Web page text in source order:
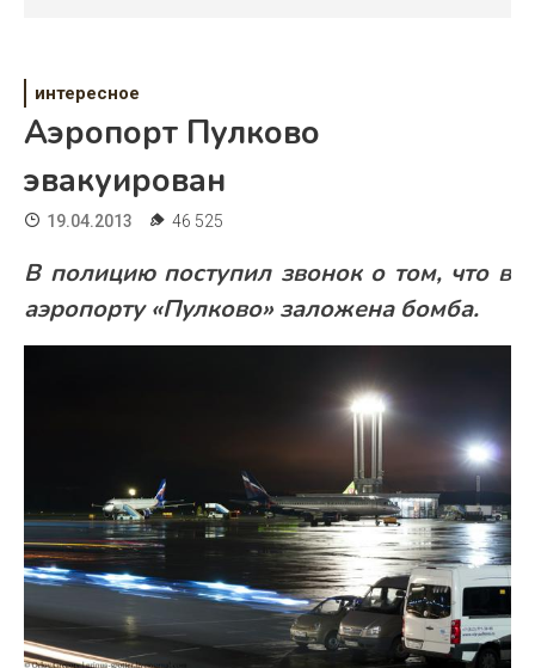
Свадьба
Жизнь
Хобби
Красота
интересное
Аэропорт Пулково
эвакуирован
19.04.2013 46 525
В полицию поступил звонок о том, что в
аэропорту «Пулково» заложена бомба.